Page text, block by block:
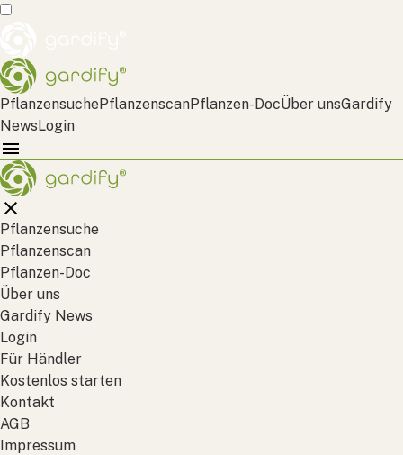
PflanzensuchePflanzenscanPflanzen-DocÜber unsGardify
NewsLogin
Pflanzensuche
Pflanzenscan
Pflanzen-Doc
Über uns
Gardify News
Login
Für Händler
Kostenlos starten
Kontakt
AGB
Impressum